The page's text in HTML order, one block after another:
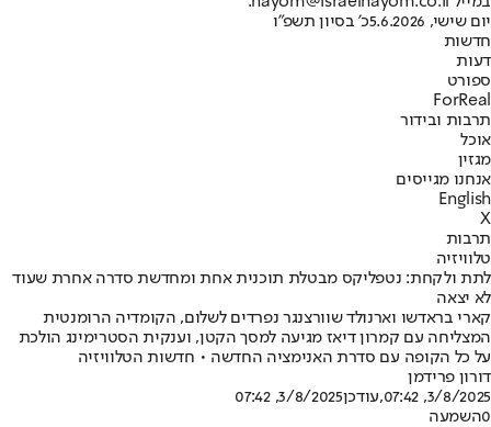
יום שישי, 5.6.2026
כ' בסיון תשפ"ו
חדשות
דעות
ספורט
ForReal
תרבות ובידור
אוכל
מגזין
אנחנו מגייסים
English
X
תרבות
טלוויזיה
לתת ולקחת: נטפליקס מבטלת תוכנית אחת ומחדשת סדרה אחרת שעוד
לא יצאה
קארי בראדשו וארנולד שוורצנגר נפרדים לשלום, הקומדיה הרומנטית
המצליחה עם קמרון דיאז מגיעה למסך הקטן, וענקית הסטרימינג הולכת
על כל הקופה עם סדרת האנימציה החדשה • חדשות הטלוויזיה
דורון פרידמן
3/8/2025, 07:42
,עודכן3/8/2025, 07:42
0השמעה